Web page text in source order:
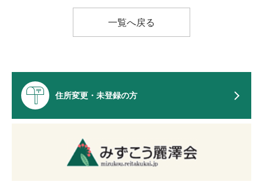
一覧へ戻る
住所変更・未登録の方